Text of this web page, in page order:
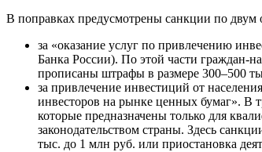
В поправках предусмотрены санкции по двум
за «оказание услуг по привлечению
Банка России). По этой части граждан-
прописаны штрафы в размере 300–500
за привлечение инвестиций от
инвесторов на рынке ценных бумаг». В
которые предназначены только для
законодательством страны. Здесь
тыс. до 1 млн руб. или приостановка